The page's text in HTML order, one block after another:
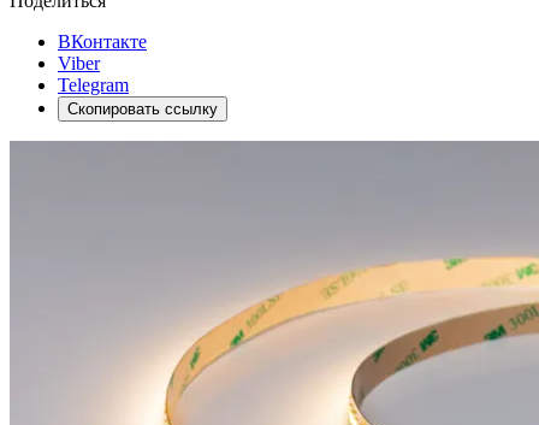
ВКонтакте
Viber
Telegram
Скопировать ссылку